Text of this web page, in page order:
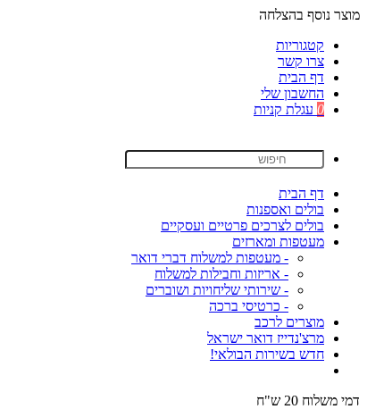
מוצר נוסף בהצלחה
קטגוריות
צרו קשר
דף הבית
החשבון שלי
0 עגלת קניות
דף הבית
בולים ואספנות
בולים לצרכים פרטיים ועסקיים
מעטפות ומארזים
- מעטפות למשלוח דברי דואר
- אריזות וחבילות למשלוח
- שירותי שליחויות ושוברים
- כרטיסי ברכה
מוצרים לרכב
מרצ'נדייז דואר ישראל
חדש בשירות הבולאי!
דמי משלוח 20 ש"ח